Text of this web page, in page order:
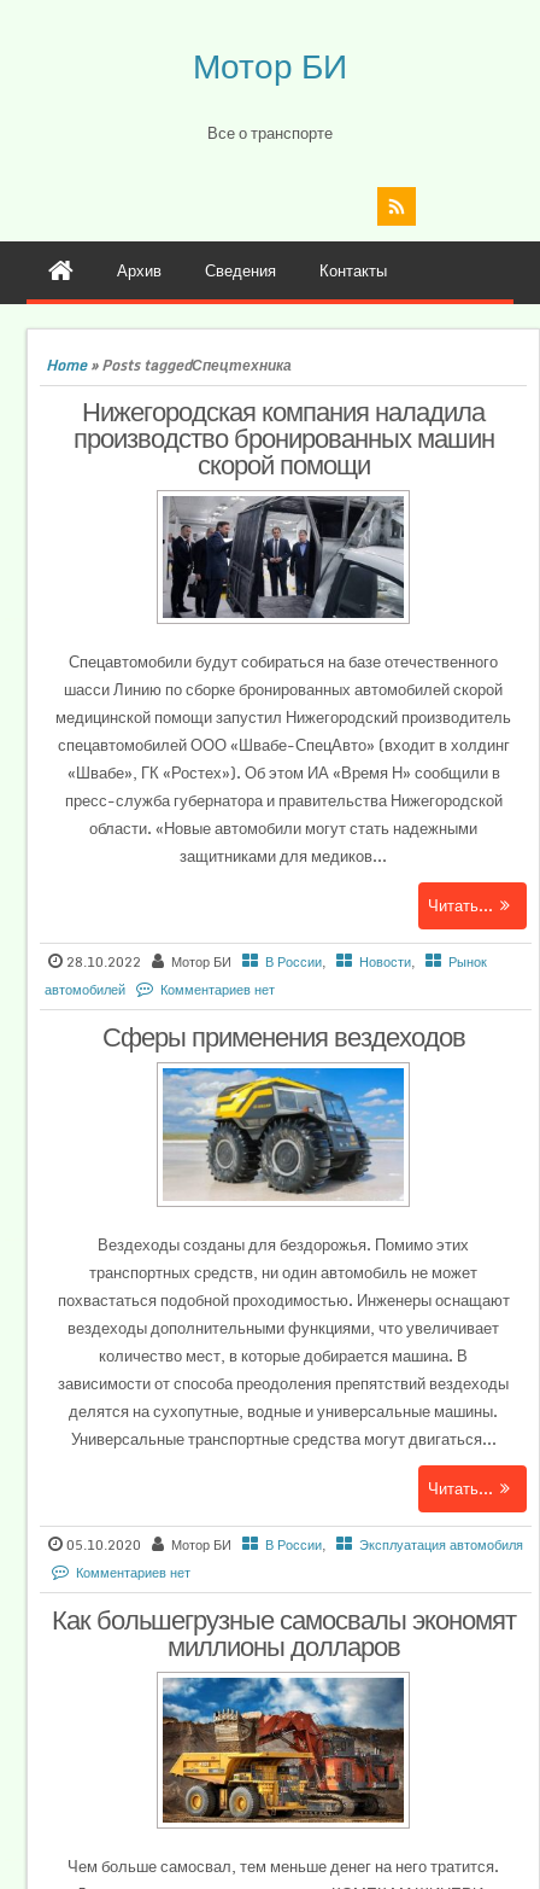
Мотор БИ
Все о транспорте
Архив Сведения Контакты
Home»Posts taggedСпецтехника
Нижегородская компания наладила
производство бронированных машин
скорой помощи
Спецавтомобили будут собираться на базе отечественного
шасси Линию по сборке бронированных автомобилей скорой
медицинской помощи запустил Нижегородский производитель
спецавтомобилей ООО «Швабе-СпецАвто» (входит в холдинг
«Швабе», ГК «Ростех»). Об этом ИА «Время Н» сообщили в
пресс-служба губернатора и правительства Нижегородской
области. «Новые автомобили могут стать надежными
защитниками для медиков...
Читать...
28.10.2022 Мотор БИ В России, Новости,
Рынок
автомобилей
Комментариев нет
Сферы применения вездеходов
Вездеходы созданы для бездорожья. Помимо этих
транспортных средств, ни один автомобиль не может
похвастаться подобной проходимостью. Инженеры оснащают
вездеходы дополнительными функциями, что увеличивает
количество мест, в которые добирается машина. В
зависимости от способа преодоления препятствий вездеходы
делятся на сухопутные, водные и универсальные машины.
Универсальные транспортные средства могут двигаться...
Читать...
05.10.2020 Мотор БИ В России,
Эксплуатация автомобиля
Комментариев нет
Как большегрузные самосвалы экономят
миллионы долларов
Чем больше самосвал, тем меньше денег на него тратится.